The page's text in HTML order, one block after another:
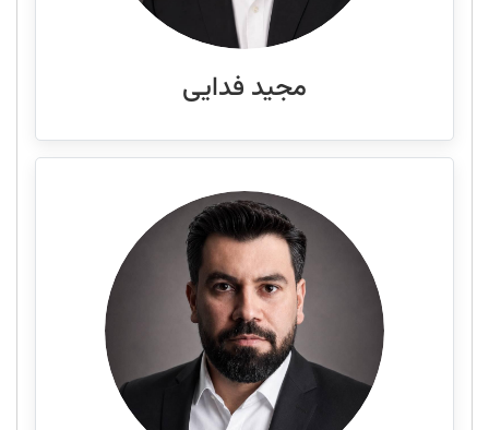
مجید فدایی